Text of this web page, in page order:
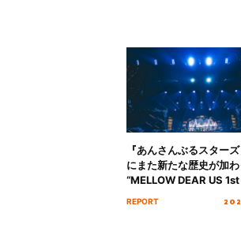
『あんさんぶるスターズ
にまた新たな歴史が加わ
“MELLOW DEAR US
!!」Dear 横浜BUNTAI”
REPORT